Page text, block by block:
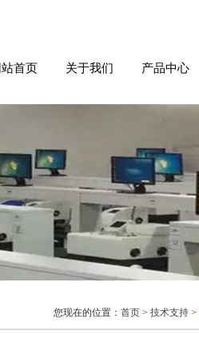
首页 关于我们 产品中心
您现在的位置： 首页 > 技术支持 >